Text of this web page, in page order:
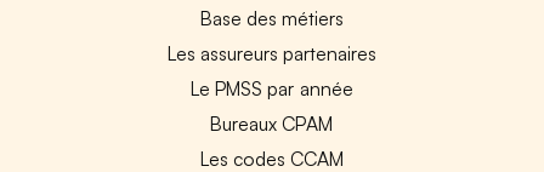
Base des métiers
Les assureurs partenaires
Le PMSS par année
Bureaux CPAM
Les codes CCAM